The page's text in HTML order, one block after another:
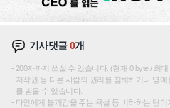
기사댓글0개
200자까지 쓰실 수 있습니다. (현재 0 byte / 최대
저작권 등 다른 사람의 권리를 침해하거나 명
를 받을 수 있습니다.
타인에게 불쾌감을 주는 욕설 등 비하하는 단